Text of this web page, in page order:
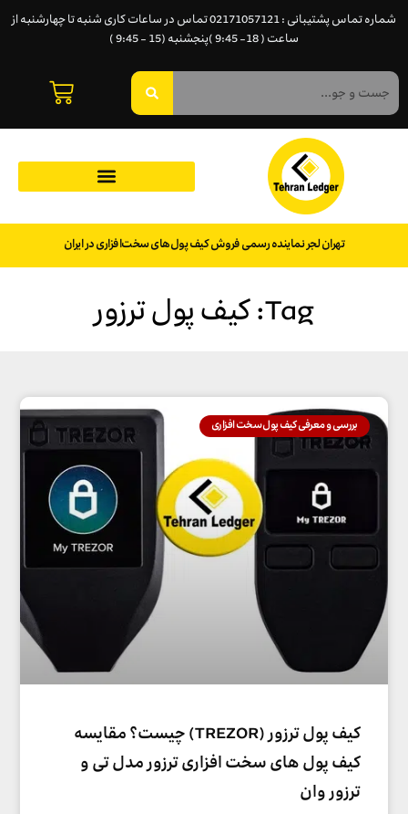
شماره تماس پشتیبانی : 02171057121 تماس در ساعات کاری شنبه تا چهارشنبه از
ساعت ( 18- 9:45 )پنجشنبه (15 - 9:45 )
تهران لجر نماینده رسمی فروش کیف پول‌های سخت‌افزاری در ایران
Tag: کیف پول ترزور
بررسی و معرفی کیف پول سخت افزاری
کیف پول ترزور (TREZOR) چیست؟ مقایسه
کیف پول های سخت افزاری ترزور مدل تی و
ترزور وان